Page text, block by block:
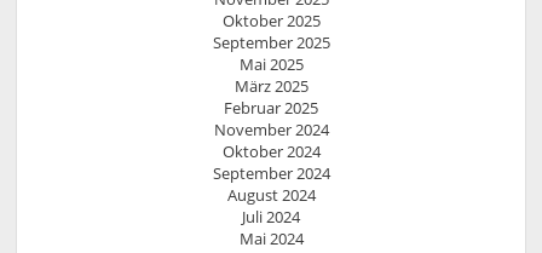
Oktober 2025
September 2025
Mai 2025
März 2025
Februar 2025
November 2024
Oktober 2024
September 2024
August 2024
Juli 2024
Mai 2024